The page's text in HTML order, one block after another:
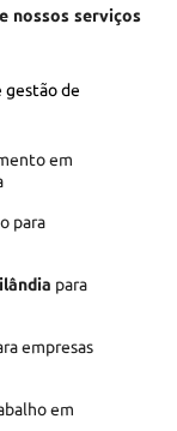
nossos serviços
gestão de
em
para
para
empresas
em